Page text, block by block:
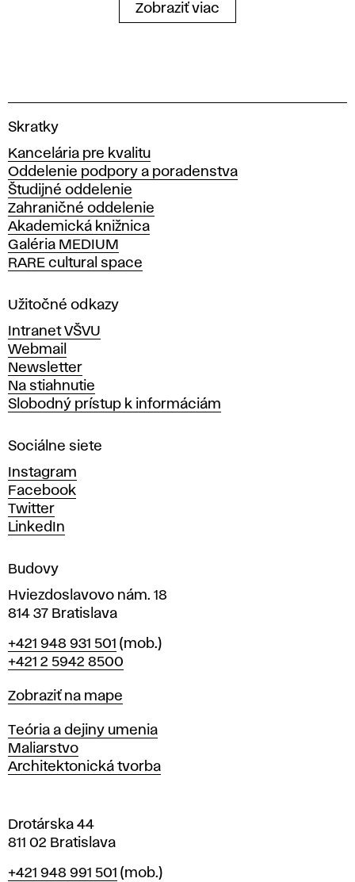
Zobraziť viac
V
s
o
k
á
š
k
o
a
ý
t
v
a
r
ý
c
h
u
m
e
í
v
r
a
i
l
a
v
Skratky
Kancelária pre kvalitu
Oddelenie podpory a poradenstva
Študijné oddelenie
Zahraničné oddelenie
Akademická knižnica
Galéria MEDIUM
RARE cultural space
Užitočné odkazy
Intranet VŠVU
Webmail
Newsletter
Na stiahnutie
Slobodný prístup k informáciám
Sociálne siete
Instagram
Facebook
Twitter
LinkedIn
Budovy
Hviezdoslavovo nám. 18
814 37 Bratislava
Telefón
+421 948 931 501 (mob.)
+421 2 5942 8500
Mapa
Zobraziť na mape
Katedry
Teória a dejiny umenia
Maliarstvo
Architektonická tvorba
Drotárska 44
811 02 Bratislava
Telefón
+421 948 991 501 (mob.)